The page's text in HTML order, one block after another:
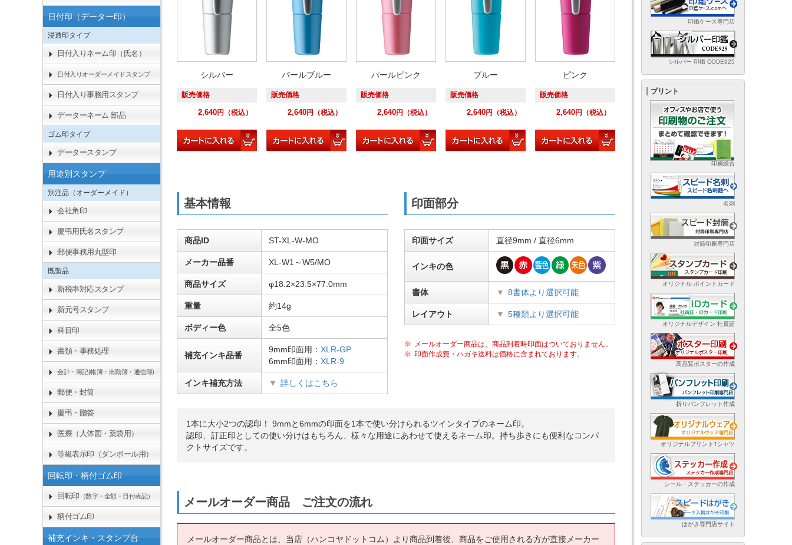
シルバー
販売価格
2,640円 （税込）
パールブルー
販売価格
2,640円 （税込）
パールピンク
販売価格
2,640円 （税込）
ブルー
販売価格
2,640円 （税込）
ピンク
販売価格
2,640円 （税込）
基本情報
商品ID ST-XL-W-MO
メーカー品番 XL-W1～W5/MO
商品サイズ φ18.2×23.5×77.0mm
重量 約14g
ボディー色 全5色
補充インキ品番
9mm印面用： XLR-GP
6mm印面用： XLR-9
インキ補充方法 詳しくはこちら
印面部分
印面サイズ 直径9mm / 直径6mm
インキの色
書体 8書体より選択可能
レイアウト 5種類より選択可能
メールオーダー商品は、商品到着時印面はついておりません。
印面作成費・ハガキ送料は価格に含まれております。
1本に大小2つの認印！ 9mmと6mmの印面を1本で使い分けられるツインタイプのネーム印。
認印、訂正印としての使い分けはもちろん、様々な用途にあわせて使えるネーム印。持ち歩きにも便利なコンパ
クトサイズです。
メールオーダー商品 ご注文の流れ
メールオーダー商品とは、当店（ハンコヤドットコム）より商品到着後、商品をご使用される方が直接メーカー
日付印（データー印）
浸透印タイプ
日付入りネーム印（氏名）
日付入りオーダーメイドスタンプ
日付入り事務用スタンプ
データーネーム 部品
ゴム印タイプ
データースタンプ
用途別スタンプ
別注品（オーダーメイド）
会社角印
慶弔用氏名スタンプ
郵便事務用丸型印
既製品
新税率対応スタンプ
新元号スタンプ
科目印
書類・事務処理
会計・簿記(帳簿・出勤簿・通信簿)
郵便・封筒
慶弔・贈答
医療（人体図・薬袋用）
等級表示印（ダンボール用）
回転印・柄付ゴム印
回転印 （数字・金額・日付表記）
柄付ゴム印
補充インキ・スタンプ台
印鑑ケース専門店
シルバー 印鑑 CODE925
プリント
印刷総合
名刺
封筒印刷専門店
オリジナル ポイントカード
オリジナルデザイン 社員証
高品質ポスターの作成
折りパンフレット作成
オリジナルプリントTシャツ
シール・ステッカーの作成
はがき専門店サイト